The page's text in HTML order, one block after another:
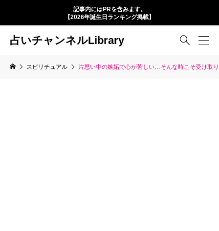
記事内にはPRを含みます。
【2026年誕生日ランキング掲載】
占いチャンネルLibrary 
スピリチュアル 片思い中の嫉妬で心が苦しい…そんな時こそ受け取